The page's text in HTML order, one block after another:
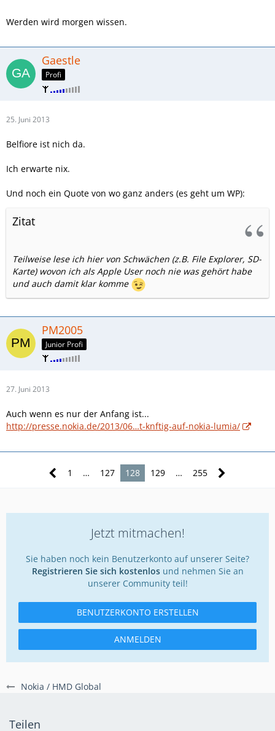
Nokia / HMD Global
Werden wird morgen wissen.
Gaestle
Profi
25. Juni 2013
Belfiore ist nich da.
Ich erwarte nix.
Und noch ein Quote von wo ganz anders (es geht um WP):
Zitat
Teilweise lese ich hier von Schwächen (z.B. File Explorer, SD-
Karte) wovon ich als Apple User noch nie was gehört habe
und auch damit klar komme
PM2005
Junior Profi
27. Juni 2013
Auch wenn es nur der Anfang ist...
http://presse.nokia.de/2013/06…t-knftig-auf-nokia-lumia/
1 … 127 128 129 … 255
Jetzt mitmachen!
Sie haben noch kein Benutzerkonto auf unserer Seite?
Registrieren Sie sich kostenlosund nehmen Sie an
unserer Community teil!
BENUTZERKONTO ERSTELLEN
ANMELDEN
Teilen